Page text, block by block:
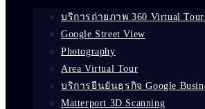
บริการถ่ายภาพ 360 Virtual
Google Street View
Photography
Area Virtual Tour
บริการยืนยันธุรกิจ Google
Matterport 3D Scanning